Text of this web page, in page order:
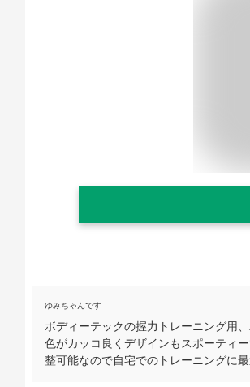
ゆみちゃんです
ボディーテックの握力トレーニング用
色がカッコ良くデザインもスポーティ
整可能なので自宅でのトレーニングに